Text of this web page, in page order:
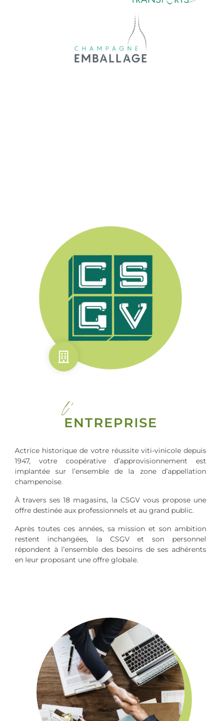
l'
ENTREPRISE
Actrice historique de votre réussite viti-vinicole depuis
1947, votre coopérative d’approvisionnement est
implantée sur l’ensemble de la zone d’appellation
champenoise.
À travers ses 18 magasins, la CSGV vous propose une
offre destinée aux professionnels et au grand public.
Après toutes ces années, sa mission et son ambition
restent inchangées, la CSGV et son personnel
répondent à l’ensemble des besoins de ses adhérents
en leur proposant une offre globale.